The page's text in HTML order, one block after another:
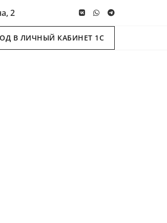
2
В ЛИЧНЫЙ КАБИНЕТ 1С